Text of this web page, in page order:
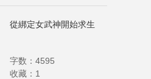
從綁定女武神開始求生
字数：4595
收藏：1